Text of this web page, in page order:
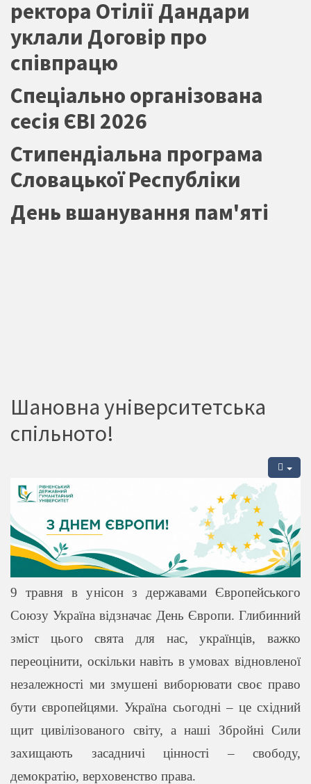
ректора Отілії Дандари
уклали Договір про
співпрацю
Спеціально організована
сесія ЄВІ 2026
Стипендіальна програма
Словацької Республіки
День вшанування пам'яті
Шановна університетська
спільното!
9 травня в унісон з державами Європейського
Союзу Україна відзначає День Європи. Глибинний
зміст цього свята для нас, українців, важко
переоцінити, оскільки навіть в умовах відновленої
незалежності ми змушені виборювати своє право
бути європейцями. Україна сьогодні – це східний
щит цивілізованого світу, а наші Збройні Сили
захищають засадничі цінності – свободу,
демократію, верховенство права.